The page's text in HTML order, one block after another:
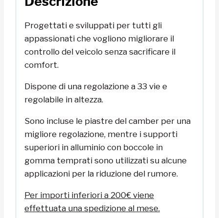
Progettati e sviluppati per tutti gli
appassionati che vogliono migliorare il
controllo del veicolo senza sacrificare il
comfort.
Dispone di una regolazione a 33 vie e
regolabile in altezza.
Sono incluse le piastre del camber per una
migliore regolazione, mentre i supporti
superiori in alluminio con boccole in
gomma temprati sono utilizzati su alcune
applicazioni per la riduzione del rumore.
Per importi inferiori a 200€ viene
effettuata una spedizione al mese.